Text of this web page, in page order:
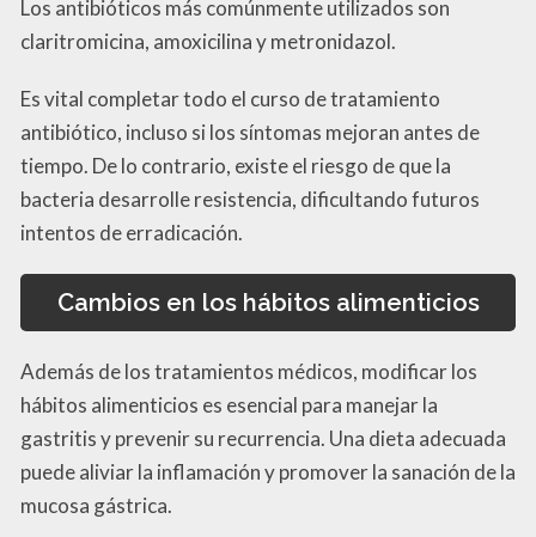
Los antibióticos más comúnmente utilizados son
claritromicina, amoxicilina y metronidazol.
Es vital completar todo el curso de tratamiento
antibiótico, incluso si los síntomas mejoran antes de
tiempo. De lo contrario, existe el riesgo de que la
bacteria desarrolle resistencia, dificultando futuros
intentos de erradicación.
Cambios en los hábitos alimenticios
Además de los tratamientos médicos, modificar los
hábitos alimenticios es esencial para manejar la
gastritis y prevenir su recurrencia. Una dieta adecuada
puede aliviar la inflamación y promover la sanación de la
mucosa gástrica.